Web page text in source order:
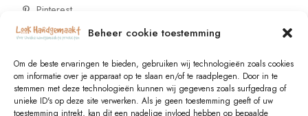
Beheer cookie toestemming
Om de beste ervaringen te bieden, gebruiken wij technologieën zoals cookies
om informatie over je apparaat op te slaan en/of te raadplegen. Door in te
stemmen met deze technologieën kunnen wij gegevens zoals surfgedrag of
unieke ID's op deze site verwerken. Als je geen toestemming geeft of uw
toestemming intrekt, kan dit een nadelige invloed hebben op bepaalde
Pinterest
CONTACT
Vragen of wensen? Neem contact op!